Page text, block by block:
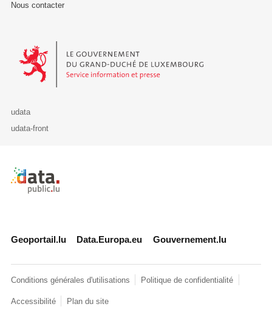
Nous contacter
Le Gouvernement du Grand-Duché de Luxembourg - Service
udata
udata-front
Retour à l'accueil de data.public.lu
Geoportail.lu Data.Europa.eu Gouvernement.lu
Conditions générales d'utilisations Politique de confidentialité
Accessibilité Plan du site